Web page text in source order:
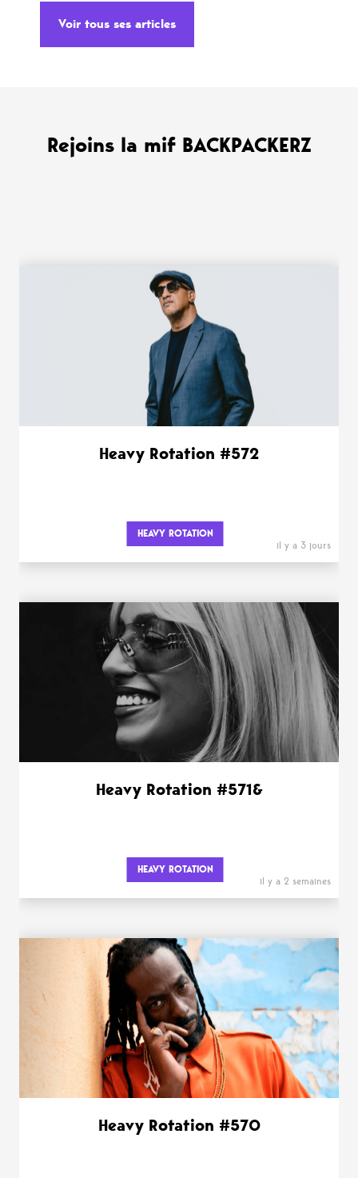
Voir tous ses articles
Rejoins la mif BACKPACKERZ
WANT MORE ?
Heavy Rotation #572
HEAVY ROTATION
il y a 3 jours
Heavy Rotation #571&
HEAVY ROTATION
il y a 2 semaines
Heavy Rotation #570